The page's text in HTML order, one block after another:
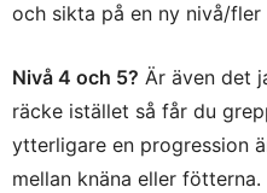
och sikta på en ny nivå/
Nivå 4 och 5? Är även det
räcke istället så får du
ytterligare en progression
mellan knäna eller fötterna.